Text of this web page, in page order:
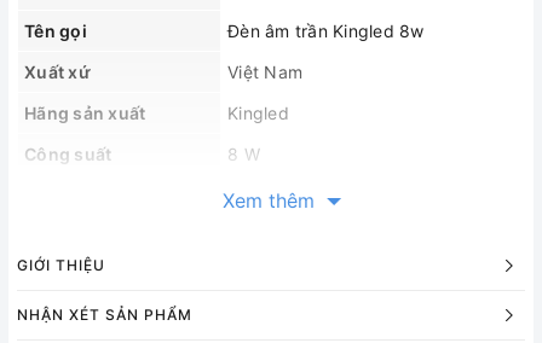
Tên gọi
Đèn âm trần Kingled 8w
Xuất xứ
Việt Nam
Hãng sản xuất
Kingled
Công suất
8 W
150~250v
LED chip
Ánh sáng
Xem thêm
GIỚI THIỆU
NHẬN XÉT SẢN PHẨM